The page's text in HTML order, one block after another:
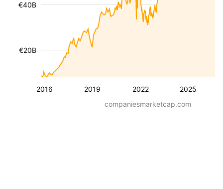
2016 2019 2022 2025
€20B
€40B
companiesmarketcap.com